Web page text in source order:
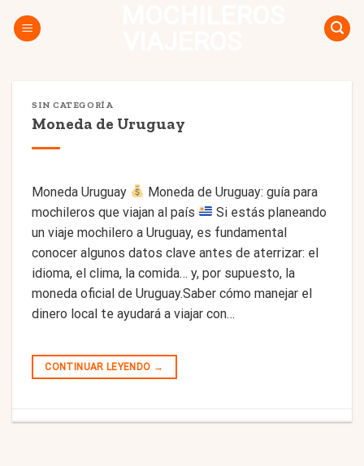
SIN CATEGORÍA
Moneda de Uruguay
Moneda Uruguay
Moneda de Uruguay: guía para
mochileros que viajan al país
Si estás planeando
un viaje mochilero a Uruguay, es fundamental
conocer algunos datos clave antes de aterrizar: el
idioma, el clima, la comida… y, por supuesto, la
moneda oficial de Uruguay.Saber cómo manejar el
dinero local te ayudará a viajar con…
CONTINUAR LEYENDO →